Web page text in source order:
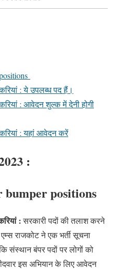
: ये उपलब्ध पद हैं।
: आवेदन शुल्क में देनी होगी
: यहां आवेदन करें
:
positions
:सरकारी पदों की तलाश करने
राजकोट ने एक भर्ती सूचना
संस्थान बंपर पदों पर लोगों को
इस अभियान के लिए आवेदन